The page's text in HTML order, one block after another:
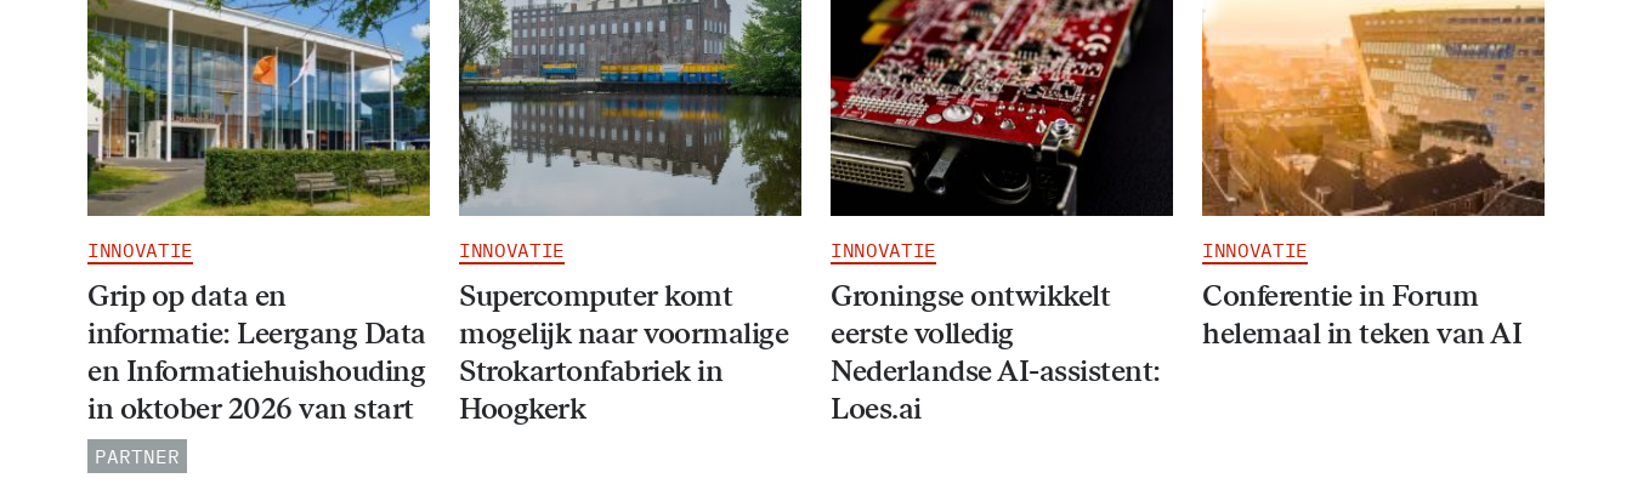
INNOVATIE
Grip op data en
informatie: Leergang Data
en Informatiehuishouding
in oktober 2026 van start
PARTNER
INNOVATIE
Supercomputer komt
mogelijk naar voormalige
Strokartonfabriek in
Hoogkerk
INNOVATIE
Groningse ontwikkelt
eerste volledig
Nederlandse AI-assistent:
Loes.ai
INNOVATIE
Conferentie in Forum
helemaal in teken van AI